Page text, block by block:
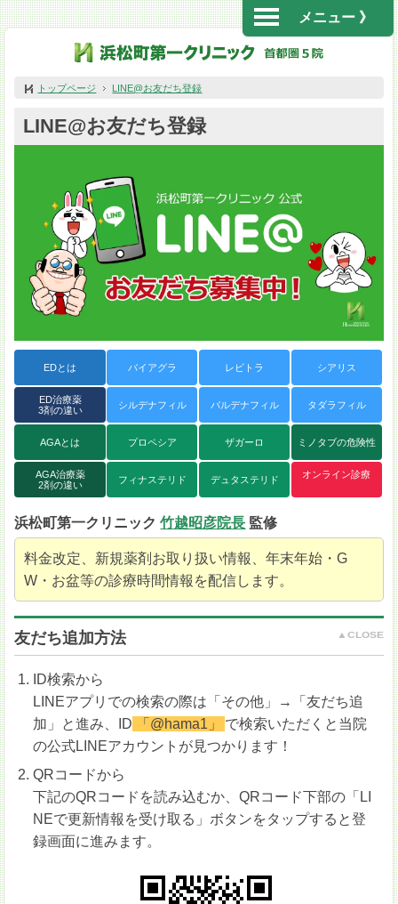
メニュー 》
トップページ LINE@お友だち登録
LINE@お友だち登録
EDとは バイアグラ レビトラ シアリス
ED治療薬
3剤の違い
シルデナフィル バルデナフィル タダラフィル
AGAとは プロペシア ザガーロ ミノタブの危険性
AGA治療薬
2剤の違い
フィナステリド デュタステリド オンライン診療
浜松町第一クリニック竹越昭彦院長 監修
料金改定、新規薬剤お取り扱い情報、年末年始・G
W・お盆等の診療時間情報を配信します。
友だち追加方法
ID検索から
LINEアプリでの検索の際は「その他」→「友だち追
加」と進み、ID
「@hama1」
で検索いただくと当院
の公式LINEアカウントが見つかります！
QRコードから
下記のQRコードを読み込むか、QRコード下部の「LI
NEで更新情報を受け取る」ボタンをタップすると登
録画面に進みます。